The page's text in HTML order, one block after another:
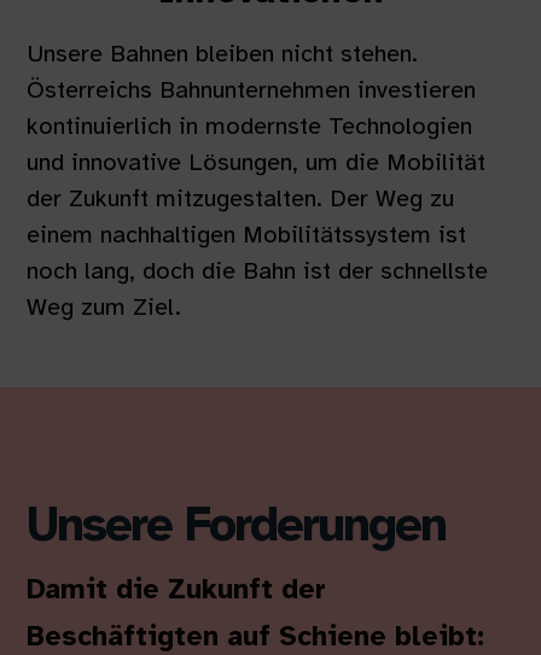
Unsere Bahnen bleiben nicht stehen.
Österreichs Bahnunternehmen investieren
kontinuierlich in modernste Technologien
und innovative Lösungen, um die Mobilität
der Zukunft mitzugestalten. Der Weg zu
einem nachhaltigen Mobilitätssystem ist
noch lang, doch die Bahn ist der schnellste
Weg zum Ziel.
Unsere Forderungen
Damit die Zukunft der
Beschäftigten auf Schiene bleibt: